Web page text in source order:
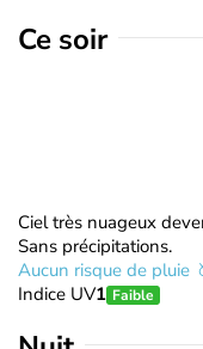
Ce soir
Ciel très nuageux
Sans précipitations.
Aucun risque de pluie
Indice UV1 Faible